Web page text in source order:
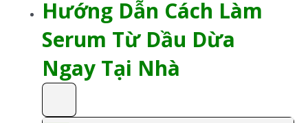
Hướng Dẫn Cách Làm
Serum Từ Dầu Dừa
Ngay Tại Nhà